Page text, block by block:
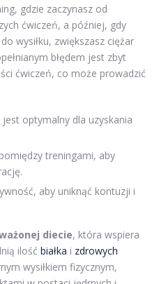
gdzie zaczynasz od
ćwiczeń, a później, gdy
wysiłku, zwiększasz ciężar
błędem jest zbyt
ćwiczeń, co może prowadzić
optymalny dla uzyskania
treningami, aby
aby uniknąć kontuzji i
diecie, która wspiera
ilość białka i zdrowych
wysiłkiem fizycznym,